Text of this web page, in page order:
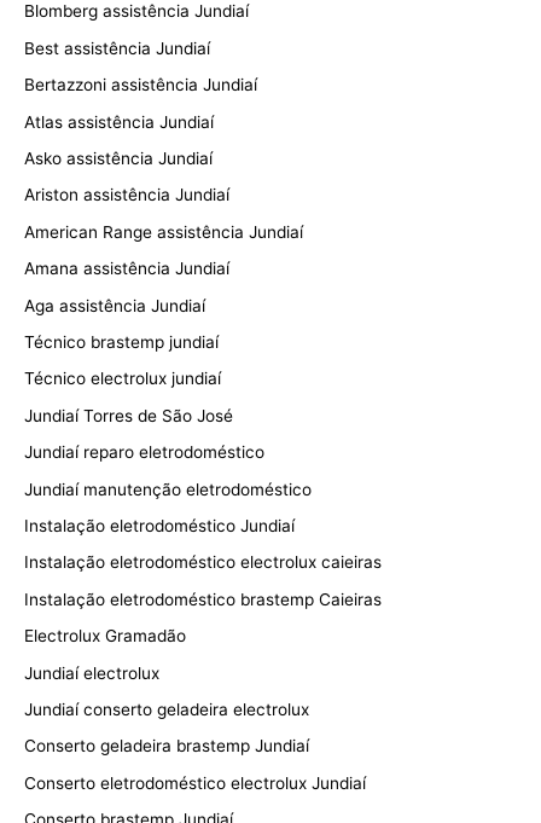
Blomberg assistência Jundiaí
Best assistência Jundiaí
Bertazzoni assistência Jundiaí
Atlas assistência Jundiaí
Asko assistência Jundiaí
Ariston assistência Jundiaí
American Range assistência Jundiaí
Amana assistência Jundiaí
Aga assistência Jundiaí
Técnico brastemp jundiaí
Técnico electrolux jundiaí
Jundiaí Torres de São José
Jundiaí reparo eletrodoméstico
Jundiaí manutenção eletrodoméstico
Instalação eletrodoméstico Jundiaí
Instalação eletrodoméstico electrolux caieiras
Instalação eletrodoméstico brastemp Caieiras
Electrolux Gramadão
Jundiaí electrolux
Jundiaí conserto geladeira electrolux
Conserto geladeira brastemp Jundiaí
Conserto eletrodoméstico electrolux Jundiaí